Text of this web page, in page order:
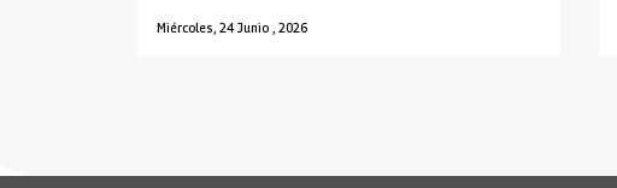
Miércoles, 24 Junio , 2026